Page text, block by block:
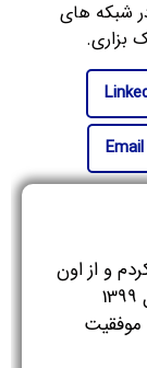
شبکه های
بزاری.
Email
و از اون
به بعد با بازاهای مالی آشنا شدم. از سال 1399
موفقیت